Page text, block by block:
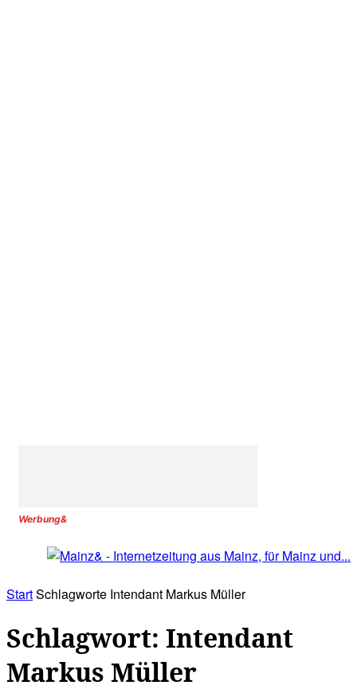
Werbung&
StartSchlagworte Intendant Markus Müller
Schlagwort: Intendant
Markus Müller